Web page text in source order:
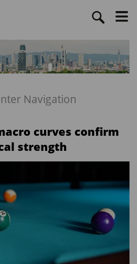
curves confirm
strength